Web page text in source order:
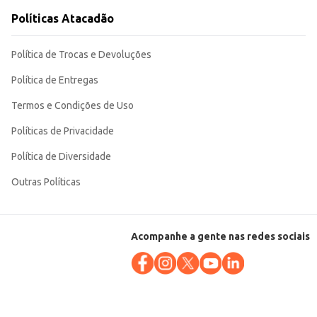
Políticas Atacadão
Política de Trocas e Devoluções
Política de Entregas
Termos e Condições de Uso
Políticas de Privacidade
Política de Diversidade
Outras Políticas
Acompanhe a gente nas redes sociais